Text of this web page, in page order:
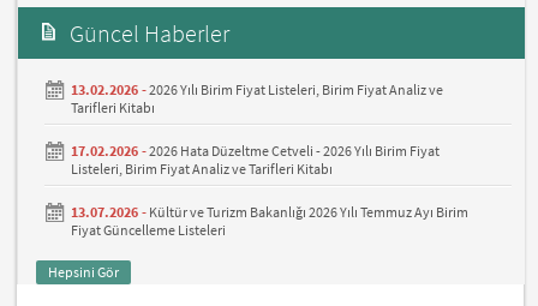
Güncel Haberler
13.02.2026 -2026 Yılı Birim Fiyat Listeleri, Birim Fiyat Analiz ve
Tarifleri Kitabı
17.02.2026 -2026 Hata Düzeltme Cetveli - 2026 Yılı Birim Fiyat
Listeleri, Birim Fiyat Analiz ve Tarifleri Kitabı
13.07.2026 - Kültür ve Turizm Bakanlığı 2026 Yılı Temmuz Ayı Birim
Fiyat Güncelleme Listeleri
Hepsini Gör